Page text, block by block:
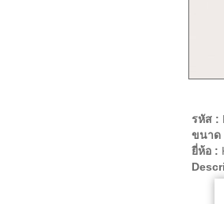
รหัส :
ขนาด
ยี่ห้อ :